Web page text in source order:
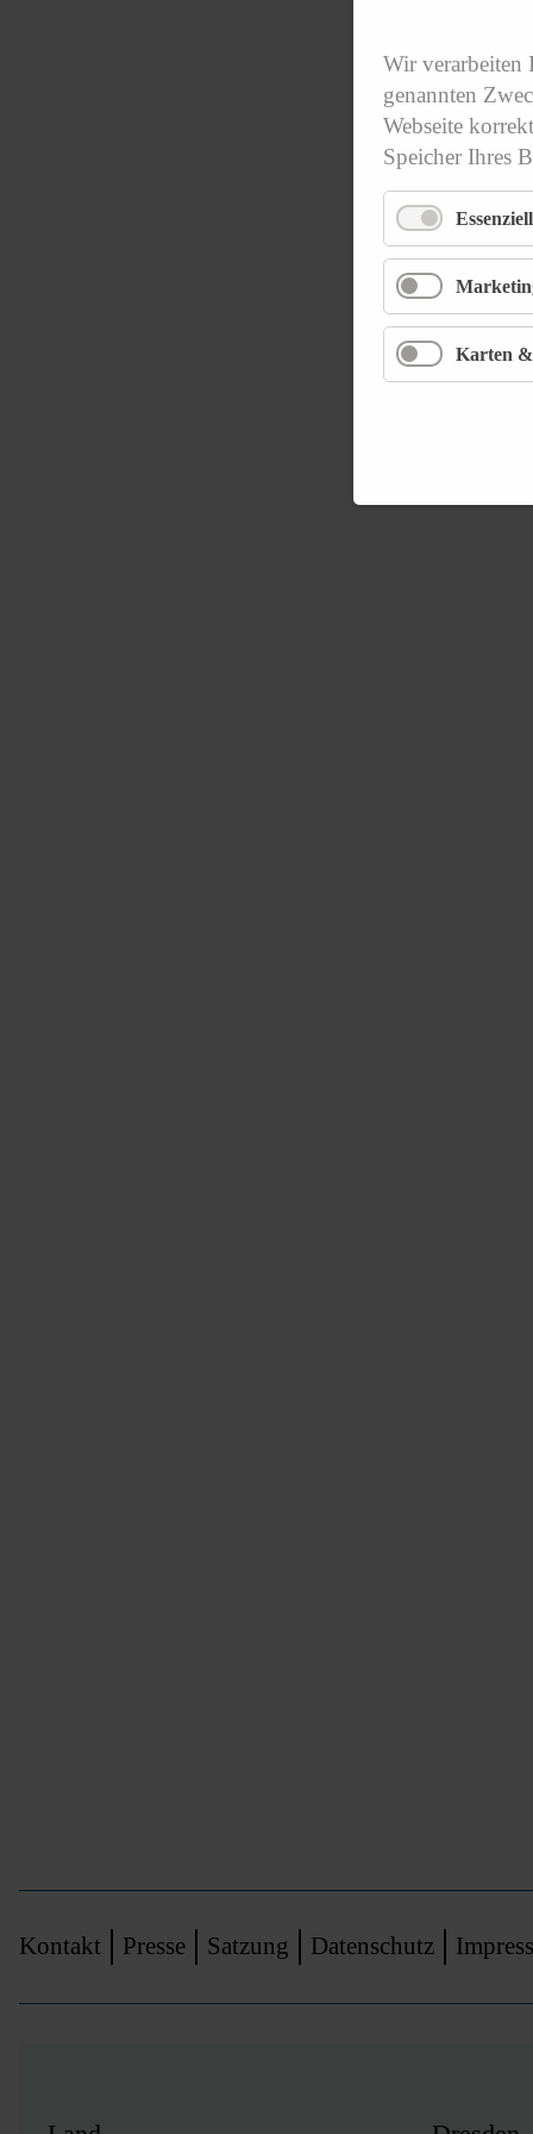
Navigation
überspringen
Kontakt Presse Satzung Datenschutz
Wir verarbeiten
genannten
Webseite
Speicher Ihres
Essenziell
Karten